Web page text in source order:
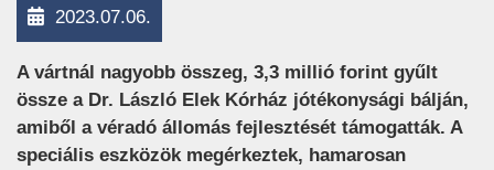
2023.07.06.
A vártnál nagyobb összeg, 3,3 millió forint gyűlt
össze a Dr. László Elek Kórház jótékonysági bálján,
amiből a véradó állomás fejlesztését támogatták. A
speciális eszközök megérkeztek, hamarosan